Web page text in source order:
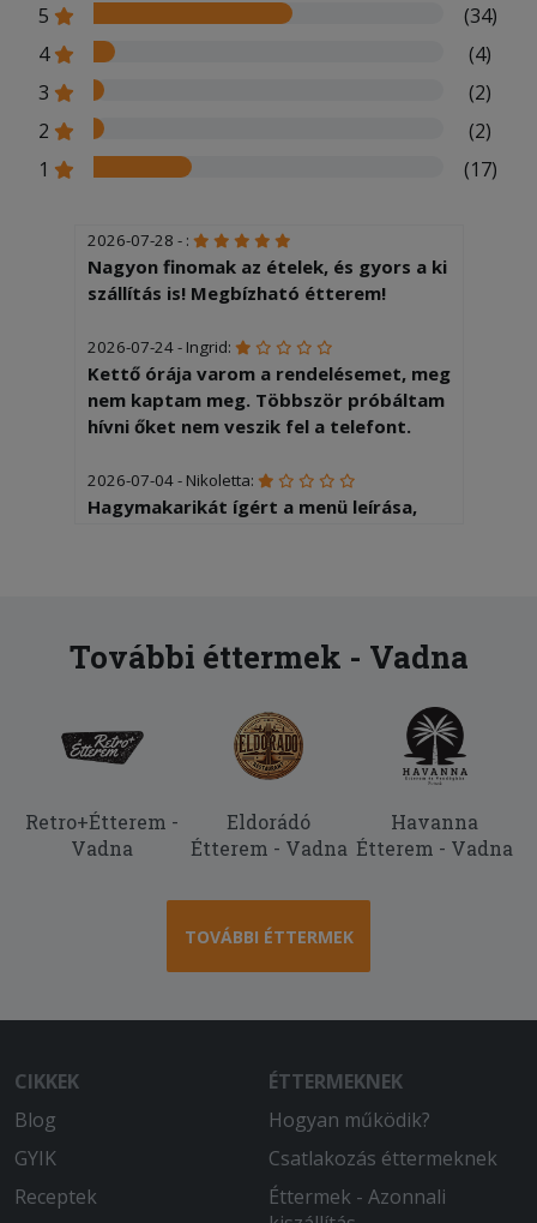
5
(34)
4
(4)
3
(2)
2
(2)
1
(17)
2026-07-28 - :
Nagyon finomak az ételek, és gyors a ki
szállítás is! Megbízható étterem!
2026-07-24 - Ingrid:
Kettő órája varom a rendelésemet, meg
nem kaptam meg. Többször próbáltam
hívni őket nem veszik fel a telefont.
2026-07-04 - Nikoletta:
Hagymakarikát ígért a menü leírása,
Nem azt kaptam amit rendeltem mert
elfogyott de a dragabb rendelést
készülnek, majd be is zárt a rendelésem
után a hely.
2 óra alatt nem jött ki a rendelésem
Legszívesebben 0 csillag,12.16kor
leadott rendelés 14.45 kor érkezett
nem az első negatív tapasztalat velük
kapcsolatban,nem rendelünk tőlük
2026-04-08 - László:
További éttermek - Vadna
Retro+Étterem -
Vadna
Eldorádó
Étterem - Vadna
Havanna
Étterem - Vadna
TOVÁBBI ÉTTERMEK
CIKKEK
Blog
GYIK
Receptek
ÉTTERMEKNEK
Hogyan működik?
Csatlakozás éttermeknek
Éttermek - Azonnali